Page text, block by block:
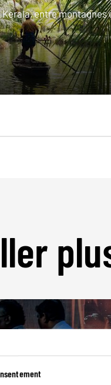
entre montagnes